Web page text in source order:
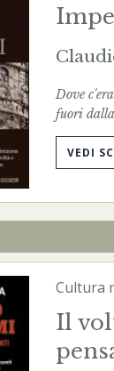
Dove
fuori
VEDI
Cultura
Il